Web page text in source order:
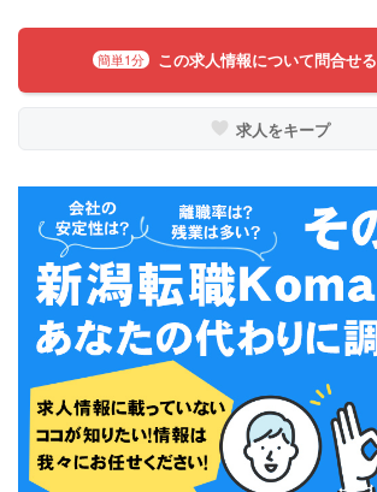
簡単1分 この求人情報について問合せる
求人をキープ